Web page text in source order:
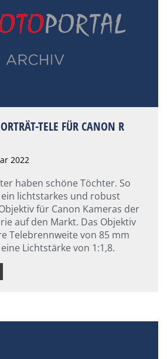
TELE FÜR CANON R
2022
haben schöne Töchter. So
lichtstarkes und robust
für Canon Kameras der
auf den Markt. Das Objektiv
Telebrennweite von 85 mm
Lichtstärke von 1:1,8.